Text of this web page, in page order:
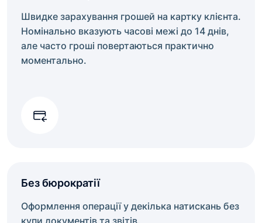
Швидке зарахування грошей на картку клієнта.
Номінально вказують часові межі до 14 днів,
але часто гроші повертаються практично
моментально.
Без бюрократії
Оформлення операції у декілька натискань без
купи документів та звітів.